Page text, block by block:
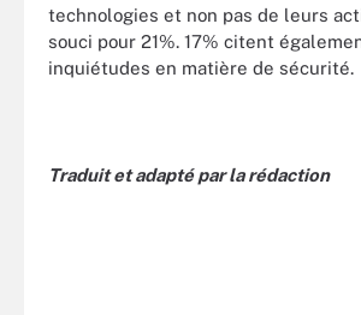
technologies et non pas de leurs
souci pour 21%. 17% citent
inquiétudes en matière de sécurité.
Traduit et adapté par la rédaction